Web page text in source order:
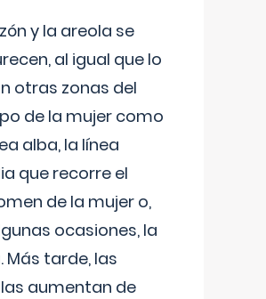
y la areola se
al igual que lo
otras zonas del
de la mujer como
alba, la línea
que recorre el
de la mujer o,
ocasiones, la
Más tarde, las
aumentan de